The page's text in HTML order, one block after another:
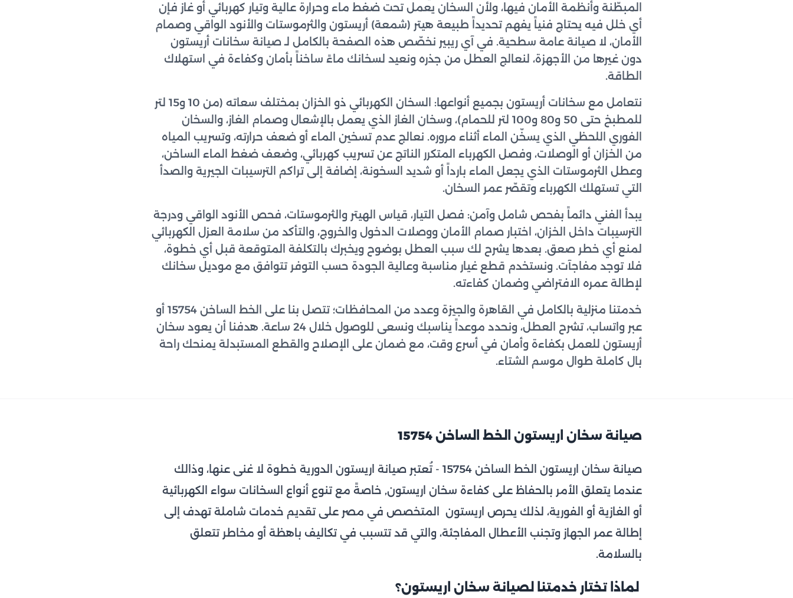
المبطّنة وأنظمة الأمان فيها، ولأن السخان يعمل تحت ضغط ماء وحرارة عالية وتيار كهربائي أو غاز فإن
أي خلل فيه يحتاج فنياً يفهم تحديداً طبيعة هيتر (شمعة) أريستون والثرموستات والأنود الواقي وصمام
الأمان، لا صيانة عامة سطحية. في آي ريبير نخصّص هذه الصفحة بالكامل لـ صيانة سخانات أريستون
دون غيرها من الأجهزة، لنعالج العطل من جذره ونعيد لسخانك ماءً ساخناً بأمان وكفاءة في استهلاك
الطاقة.
نتعامل مع سخانات أريستون بجميع أنواعها: السخان الكهربائي ذو الخزان بمختلف سعاته (من 10 و15 لتر
للمطبخ حتى 50 و80 و100 لتر للحمام)، وسخان الغاز الذي يعمل بالإشعال وصمام الغاز، والسخان
الفوري اللحظي الذي يسخّن الماء أثناء مروره. نعالج عدم تسخين الماء أو ضعف حرارته، وتسريب المياه
من الخزان أو الوصلات، وفصل الكهرباء المتكرر الناتج عن تسريب كهربائي، وضعف ضغط الماء الساخن،
وعطل الثرموستات الذي يجعل الماء بارداً أو شديد السخونة، إضافة إلى تراكم الترسيبات الجيرية والصدأ
التي تستهلك الكهرباء وتقصّر عمر السخان.
يبدأ الفني دائماً بفحص شامل وآمن: فصل التيار، قياس الهيتر والثرموستات، فحص الأنود الواقي ودرجة
الترسيبات داخل الخزان، اختبار صمام الأمان ووصلات الدخول والخروج، والتأكد من سلامة العزل الكهربائي
لمنع أي خطر صعق. بعدها يشرح لك سبب العطل بوضوح ويخبرك بالتكلفة المتوقعة قبل أي خطوة،
فلا توجد مفاجآت. ونستخدم قطع غيار مناسبة وعالية الجودة حسب التوفر تتوافق مع موديل سخانك
لإطالة عمره الافتراضي وضمان كفاءته.
خدمتنا منزلية بالكامل في القاهرة والجيزة وعدد من المحافظات؛ تتصل بنا على الخط الساخن 15754 أو
عبر واتساب، تشرح العطل، ونحدد موعداً يناسبك ونسعى للوصول خلال 24 ساعة. هدفنا أن يعود سخان
أريستون للعمل بكفاءة وأمان في أسرع وقت، مع ضمان على الإصلاح والقطع المستبدلة يمنحك راحة
بال كاملة طوال موسم الشتاء.
صيانة سخان اريستون الخط الساخن 15754
صيانة سخان اريستون الخط الساخن 15754 - تُعتبر صيانة اريستون الدورية خطوة لا غنى عنها، وذالك
عندما يتعلق الأمر بالحفاظ على كفاءة سخان اريستون, خاصةً مع تنوع أنواع السخانات سواء الكهربائية
أو الغازية أو الفورية، لذلك يحرص اريستون المتخصص في مصر على تقديم خدمات شاملة تهدف إلى
إطالة عمر الجهاز وتجنب الأعطال المفاجئة، والتي قد تتسبب في تكاليف باهظة أو مخاطر تتعلق
بالسلامة.
لماذا تختار خدمتنا لصيانة سخان اريستون؟